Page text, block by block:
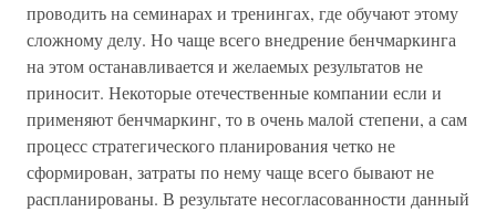
проводить на семинарах и тренингах, где обучают этому
сложному делу. Но чаще всего внедрение бенчмаркинга
на этом останавливается и желаемых результатов не
приносит. Некоторые отечественные компании если и
применяют бенчмаркинг, то в очень малой степени, а сам
процесс стратегического планирования четко не
сформирован, затраты по нему чаще всего бывают не
распланированы. В результате несогласованности данный